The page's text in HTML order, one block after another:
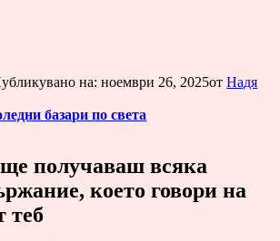
на: ноември 26, 2025отНадя
базари по света
получаваш всяка
което говори на
теб